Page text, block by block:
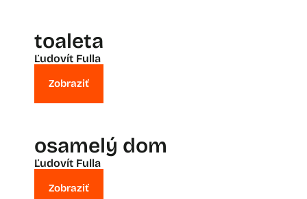
toaleta
Ľudovít Fulla
Zobraziť
osamelý dom
Ľudovít Fulla
Zobraziť